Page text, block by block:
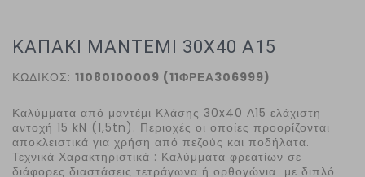
ΚΑΠΑΚΙ ΜΑΝΤΕΜΙ 30Χ40 Α15
ΚΩΔΙΚΟΣ: 11080100009 (11ΦΡΕΑ306999)
Καλύμματα από μαντέμι Κλάσης 30x40 Α15 ελάχιστη
αντοχή 15 kN (1,5tn). Περιοχές οι οποίες προορίζονται
αποκλειστικά για χρήση από πεζούς και ποδήλατα.
Τεχνικά Χαρακτηριστικά : Καλύμματα φρεατίων σε
διάφορες διαστάσεις τετράγωνα ή ορθογώνια με διπλό